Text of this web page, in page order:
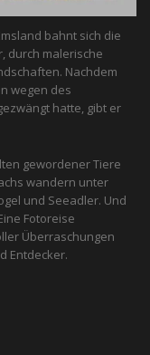
bahnt sich die
durch malerische
Nachdem
wegen des
hatte, gibt er
gewordener Tiere
wandern unter
und See­adler. Und
Fotoreise
Überraschungen
Entdecker.